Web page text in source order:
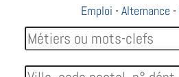
Emploi -Alternance -